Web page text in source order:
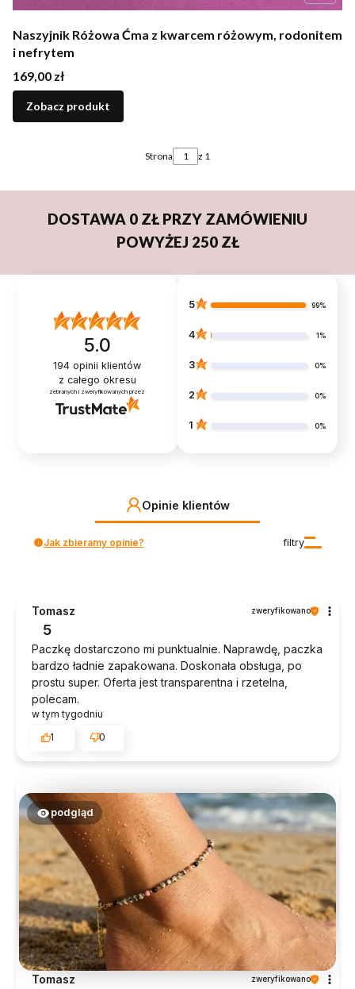
Naszyjnik Różowa Ćma z kwarcem różowym, rodonitem
i nefrytem
Cena
169,00 zł
Zobacz produkt
Strona z 1
DOSTAWA 0 ZŁ PRZY ZAMÓWIENIU
POWYŻEJ 250 ZŁ
5.0
194 opinii klientów
z całego okresu
zebranych i zweryfikowanych przez
5 99%
4 1%
3 0%
2 0%
1 0%
Opinie klientów
filtry
Jak zbieramy opinie?
Tomasz zweryfikowano
5
Paczkę dostarczono mi punktualnie. Naprawdę, paczka
bardzo ładnie zapakowana. Doskonała obsługa, po
prostu super. Oferta jest transparentna i rzetelna,
polecam.
w tym tygodniu
1
0
podgląd
Tomasz zweryfikowano